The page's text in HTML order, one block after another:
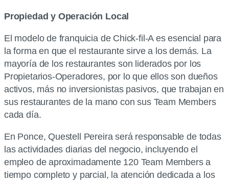
Propiedad y Operación Local
El modelo de franquicia de Chick-fil-A es esencial para
la forma en que el restaurante sirve a los demás. La
mayoría de los restaurantes son liderados por los
Propietarios-Operadores, por lo que ellos son dueños
activos, más no inversionistas pasivos, que trabajan en
sus restaurantes de la mano con sus Team Members
cada día.
En Ponce, Questell Pereira será responsable de todas
las actividades diarias del negocio, incluyendo el
empleo de aproximadamente 120 Team Members a
tiempo completo y parcial, la atención dedicada a los